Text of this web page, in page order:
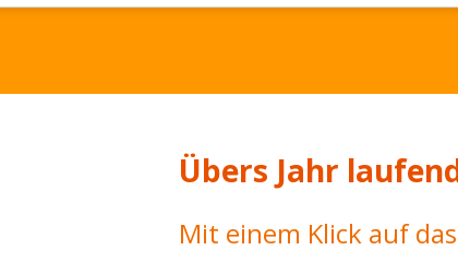
Übers Jahr
Mit einem Klick auf